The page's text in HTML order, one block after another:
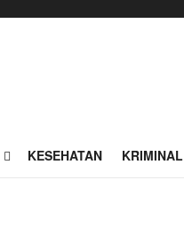
KESEHATAN KRIMINAL